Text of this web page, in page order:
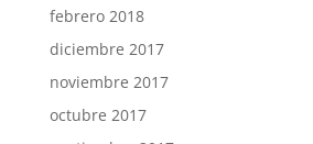
febrero 2018
diciembre 2017
noviembre 2017
octubre 2017